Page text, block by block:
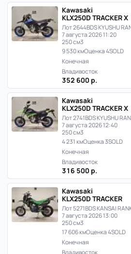
Kawasaki
KLX250D TRACKER X
Лот 2644BDS KYUSHU
7 августа 2026 11:20
250 см3
9 530 кмОценка 4SOLD
Конечная
Владивосток
352 600 р.
Kawasaki
KLX250D TRACKER X
Лот 2741BDS KYUSHU
7 августа 2026 12:40
250 см3
4 231 кмОценка 3SOLD
Конечная
Владивосток
316 500 р.
Kawasaki
KLX250D TRACKER
Лот 5271BDS KANSAI
7 августа 2026 13:00
250 см3
17 606 кмОценка 4SOLD
Конечная
Владивосток